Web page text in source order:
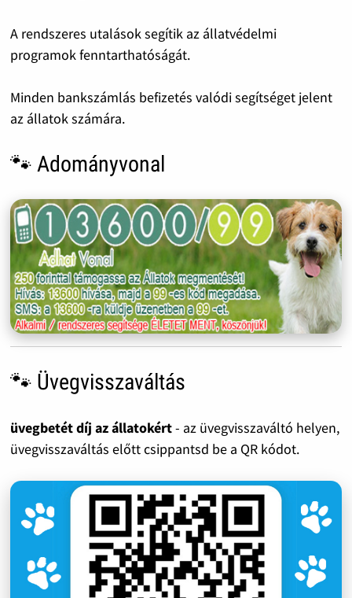
A rendszeres utalások segítik az állatvédelmi
programok fenntarthatóságát.
Minden bankszámlás befizetés valódi segítséget jelent
az állatok számára.
🐾 Adományvonal
🐾 Üvegvisszaváltás
üvegbetét díj az állatokért- az üvegvisszaváltó helyen,
üvegvisszaváltás előtt csippantsd be a QR kódot.